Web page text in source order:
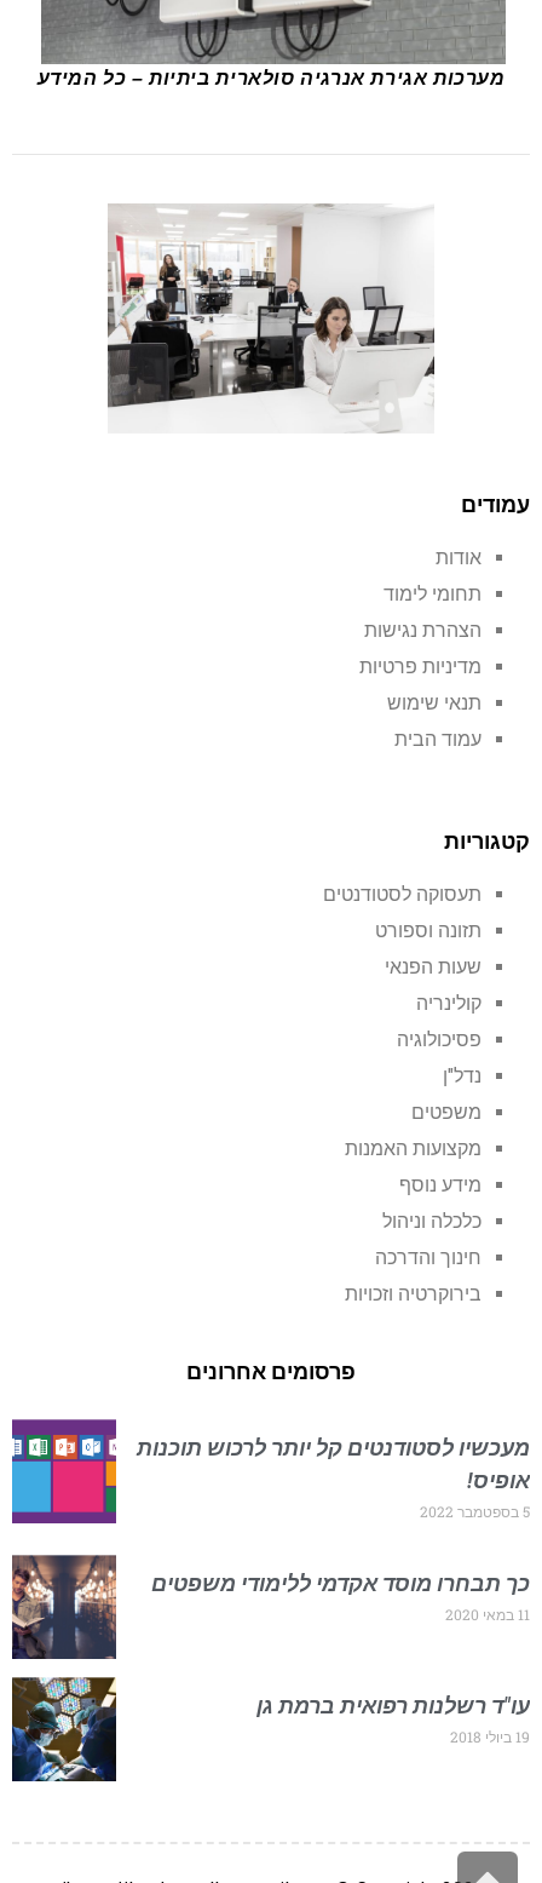
מערכות אגירת אנרגיה סולארית ביתיות – כל המידע
עמודים
אודות
תחומי לימוד
הצהרת נגישות
מדיניות פרטיות
תנאי שימוש
עמוד הבית
קטגוריות
תעסוקה לסטודנטים
תזונה וספורט
שעות הפנאי
קולינריה
פסיכולוגיה
נדל"ן
משפטים
מקצועות האמנות
מידע נוסף
כלכלה וניהול
חינוך והדרכה
בירוקרטיה וזכויות
פרסומים אחרונים
מעכשיו לסטודנטים קל יותר לרכוש תוכנות
אופיס!
5 בספטמבר 2022
כך תבחרו מוסד אקדמי ללימודי משפטים
11 במאי 2020
עו"ד רשלנות רפואית ברמת גן
19 ביולי 2018